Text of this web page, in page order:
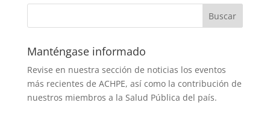
Manténgase informado
Revise en nuestra sección de noticias los eventos
más recientes de ACHPE, así como la contribución de
nuestros miembros a la Salud Pública del país.